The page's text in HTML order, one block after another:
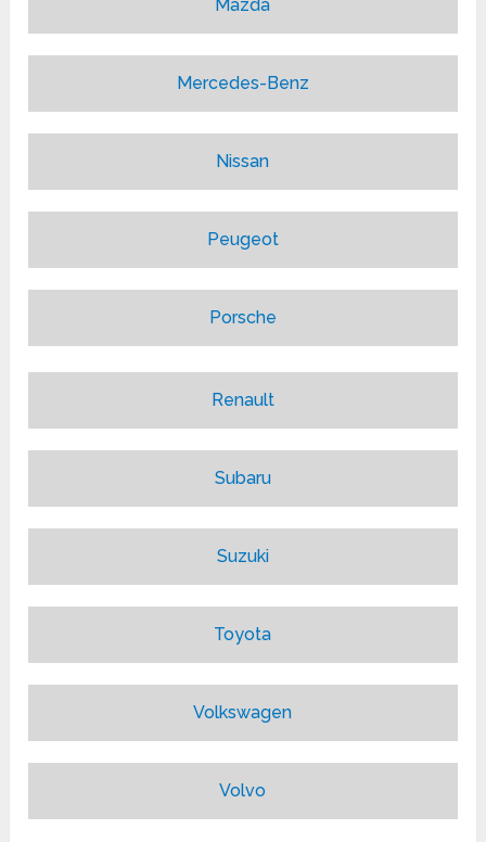
Mazda
Mercedes-Benz
Nissan
Peugeot
Porsche
Renault
Subaru
Suzuki
Toyota
Volkswagen
Volvo